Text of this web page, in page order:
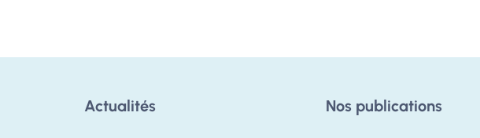
Actualités Nos publications